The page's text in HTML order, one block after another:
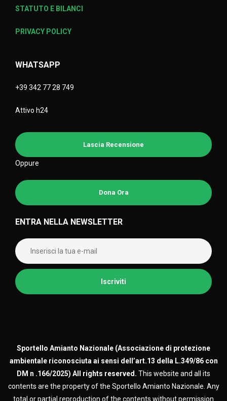
STATUTO E BILANCI
PRIVACY POLICY
WHATSAPP
+39 342 77 28 749
Attivo h24
Lascia Recensione
Oppure
Dona Ora
ENTRA NELLA NEWSLETTER
Sportello Amianto Nazionale (Associazione di protezione
ambientale riconosciuta ai sensi dell’art.13 della L.349/86 con
DM n .166/2025) All rights reserved. This website and all its
contents are the property of the Sportello Amianto Nazionale. Any
total or partial reproduction of the contents without permission